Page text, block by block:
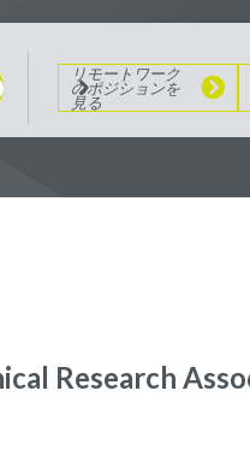
リモートワーク
のポジションを
見る
Research